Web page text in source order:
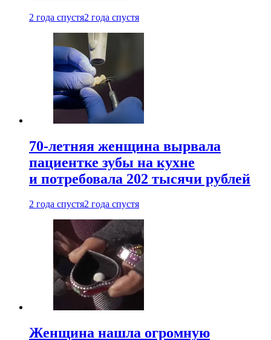
2 года спустя2 года спустя
70-летняя женщина вырвала
пациентке зубы на кухне
и потребовала 202 тысячи рублей
2 года спустя2 года спустя
Женщина нашла огромную